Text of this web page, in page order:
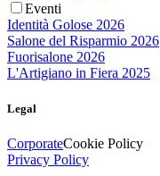
Eventi
Identità Golose 2026
Salone del Risparmio 2026
Fuorisalone 2026
L'Artigiano in Fiera 2025
Legal
CorporateCookie Policy
Privacy Policy